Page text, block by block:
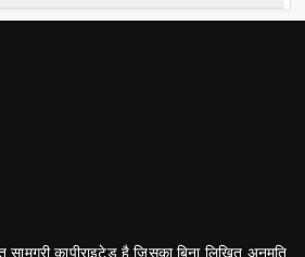
कापीराइटेड है जिसका बिना लिखित अनुमति